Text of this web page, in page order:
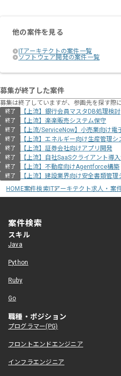
他の案件を見る
ITアーキテクトの案件一覧
ソフトウェア開発の案件一覧
募集が終了した案件
募集は終了していますが、参画先を探す際
終了 【上流】銀行会員マスタDB処理検討
終了 【上流】楽楽販売システム保守
終了 【上流/ServiceNow】小売業向け電
終了 【上流】エネルギー向け生産管理
終了 【上流】証券会社向けアプリ開発
終了 【上流】自社SaaSクライアント導
終了 【上流】不動産向けAgentforce構築
終了
【上流】建設業界向け安全書類管
HOME案件検索ITアーキテクト求人・案
案件検索
スキル
Java
Python
Ruby
Go
職種・ポジション
プログラマー(PG)
フロントエンドエンジニア
インフラエンジニア